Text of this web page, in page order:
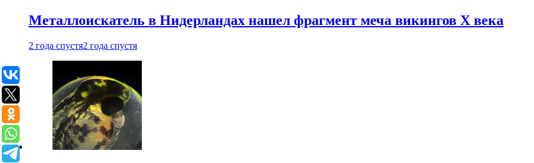
Металлоискатель в Нидерландах нашел фрагмент меча викингов X века
2 года спустя2 года спустя